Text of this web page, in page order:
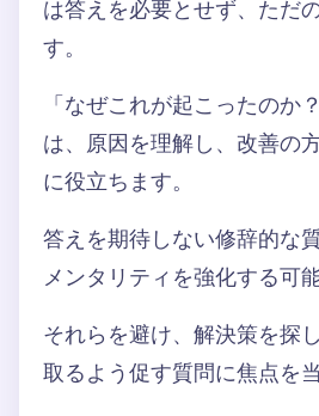
は答えを必要とせず、ただ
す。
「なぜこれが起こったのか
は、原因を理解し、改善の
に役立ちます。
答えを期待しない修辞的な
メンタリティを強化する可
それらを避け、解決策を探
取るよう促す質問に焦点を